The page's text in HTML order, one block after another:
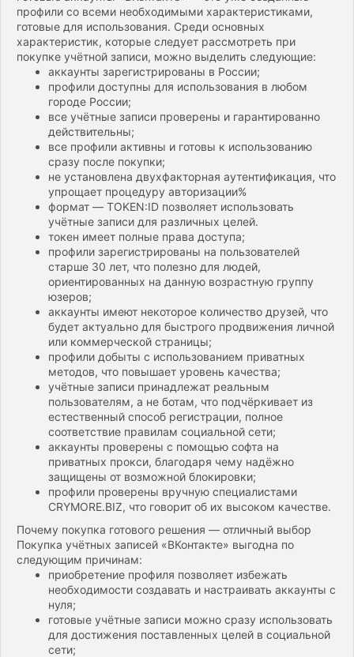
профили со всеми необходимыми характеристиками,
готовые для использования. Среди основных
характеристик, которые следует рассмотреть при
покупке учётной записи, можно выделить следующие:
аккаунты зарегистрированы в России;
профили доступны для использования в любом
городе России;
все учётные записи проверены и гарантированно
действительны;
все профили активны и готовы к использованию
сразу после покупки;
не установлена двухфакторная аутентификация, что
упрощает процедуру авторизации%
формат — TOKEN:ID позволяет использовать
учётные записи для различных целей.
токен имеет полные права доступа;
профили зарегистрированы на пользователей
старше 30 лет, что полезно для людей,
ориентированных на данную возрастную группу
юзеров;
аккаунты имеют некоторое количество друзей, что
будет актуально для быстрого продвижения личной
или коммерческой страницы;
профили добыты с использованием приватных
методов, что повышает уровень качества;
учётные записи принадлежат реальным
пользователям, а не ботам, что подчёркивает из
естественный способ регистрации, полное
соответствие правилам социальной сети;
аккаунты проверены с помощью софта на
приватных прокси, благодаря чему надёжно
защищены от возможной блокировки;
профили проверены вручную специалистами
CRYMORE.BIZ, что говорит об их высоком качестве.
Почему покупка готового решения — отличный выбор
Покупка учётных записей «ВКонтакте» выгодна по
следующим причинам:
приобретение профиля позволяет избежать
необходимости создавать и настраивать аккаунты с
нуля;
готовые учётные записи можно сразу использовать
для достижения поставленных целей в социальной
сети;